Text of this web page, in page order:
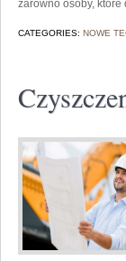
zarówno osoby, które
CATEGORIES: NOWE